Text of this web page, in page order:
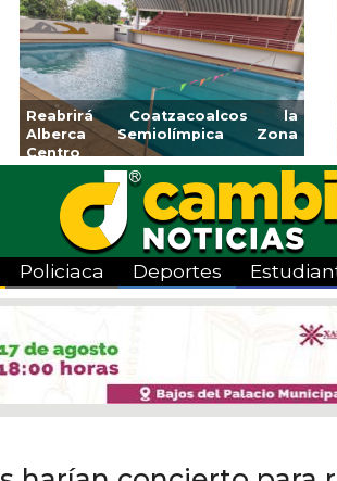
Programa de
Guarniciones y
colonia El Mango en
Policiaca Deportes